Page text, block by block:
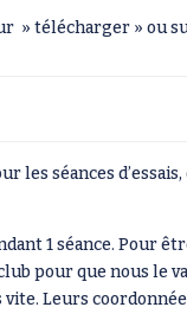
» télécharger » ou
les séances
1 séance. Pour
pour que nous le
Leurs